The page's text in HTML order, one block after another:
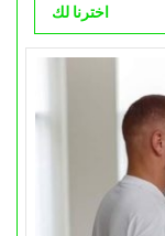
اخترنا لك